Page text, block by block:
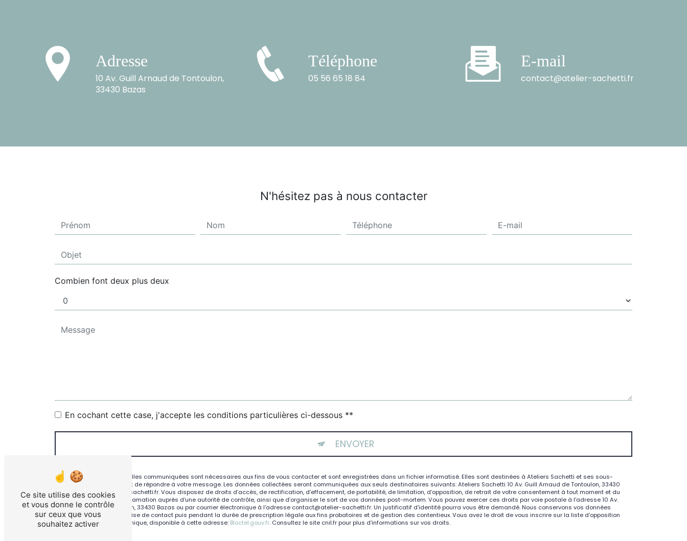
Adresse
10 Av. Guill Arnaud de Tontoulon,
33430 Bazas
Téléphone
05 56 65 18 84
E-mail
contact@atelier-sachetti.fr
N'hésitez pas à nous contacter
Combien font deux plus deux
En cochant cette case, j'accepte les conditions particulières ci-dessous **
ENVOYER
** Les données personnelles communiquées sont nécessaires aux fins de vous contacter et sont enregistrées dans un fichier informatisé. Elles sont destinées à Ateliers Sachetti et ses sous-
traitants dans le seul but de répondre à votre message. Les données collectées seront communiquées aux seuls destinataires suivants: Ateliers Sachetti 10 Av. Guill Arnaud de Tontoulon, 33430
Bazas contact@atelier-sachetti.fr. Vous disposez de droits d’accès, de rectification, d’effacement, de portabilité, de limitation, d’opposition, de retrait de votre consentement à tout moment et du
droit d’introduire une réclamation auprès d’une autorité de contrôle, ainsi que d’organiser le sort de vos données post-mortem. Vous pouvez exercer ces droits par voie postale à l'adresse 10 Av.
Guill Arnaud de Tontoulon, 33430 Bazas ou par courrier électronique à l'adresse contact@atelier-sachetti.fr. Un justificatif d'identité pourra vous être demandé. Nous conservons vos données
pendant la période de prise de contact puis pendant la durée de prescription légale aux fins probatoires et de gestion des contentieux. Vous avez le droit de vous inscrire sur la liste d'opposition
au démarchage téléphonique, disponible à cette adresse: Bloctel.gouv.fr. Consultez le site cnil.fr pour plus d’informations sur vos droits.
Ce site utilise des cookies
et vous donne le contrôle
sur ceux que vous
souhaitez activer